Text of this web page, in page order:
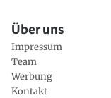
Über uns
Impressum
Team
Werbung
Kontakt